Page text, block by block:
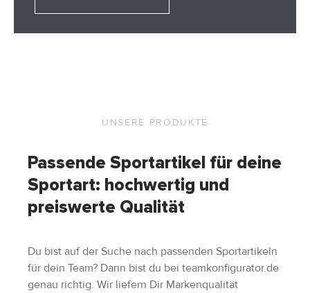
UNSERE PRODUKTE
Passende Sportartikel für deine
Sportart: hochwertig und
preiswerte Qualität
Du bist auf der Suche nach passenden Sportartikeln
für dein Team? Dann bist du bei teamkonfigurator.de
genau richtig. Wir liefern Dir Markenqualität